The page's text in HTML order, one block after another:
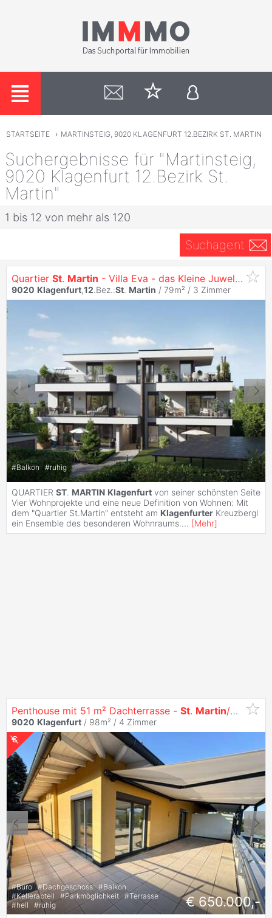
STARTSEITE › MARTINSTEIG, 9020 KLAGENFURT 12.BEZIRK ST. MARTIN
Suchergebnisse für "Martinsteig,
9020 Klagenfurt 12.Bezirk St.
Martin"
1 bis 12 von mehr als 120
Suchagent
Quartier St. Martin - Villa Eva - das Kleine Juwel am Konradweg
9020 Klagenfurt,12.Bez.:St. Martin / 79m² / 3 Zimmer
#Balkon #ruhig
QUARTIER ST. MARTIN Klagenfurt von seiner schönsten Seite
Vier Wohnprojekte und eine neue Definition von Wohnen: Mit
dem "Quartier St.Martin" entsteht am Klagenfurter Kreuzbergl
ein Ensemble des besonderen Wohnraums.... [Mehr]
Penthouse mit 51 m² Dachterrasse - St. Martin/Kreuzbergl Provisionsfrei
9020 Klagenfurt / 98m² / 4 Zimmer
#Büro #Dachgeschoss #Balkon
#Kellerabteil #Parkmöglichkeit #Terrasse
#hell #ruhig € 650.000,-